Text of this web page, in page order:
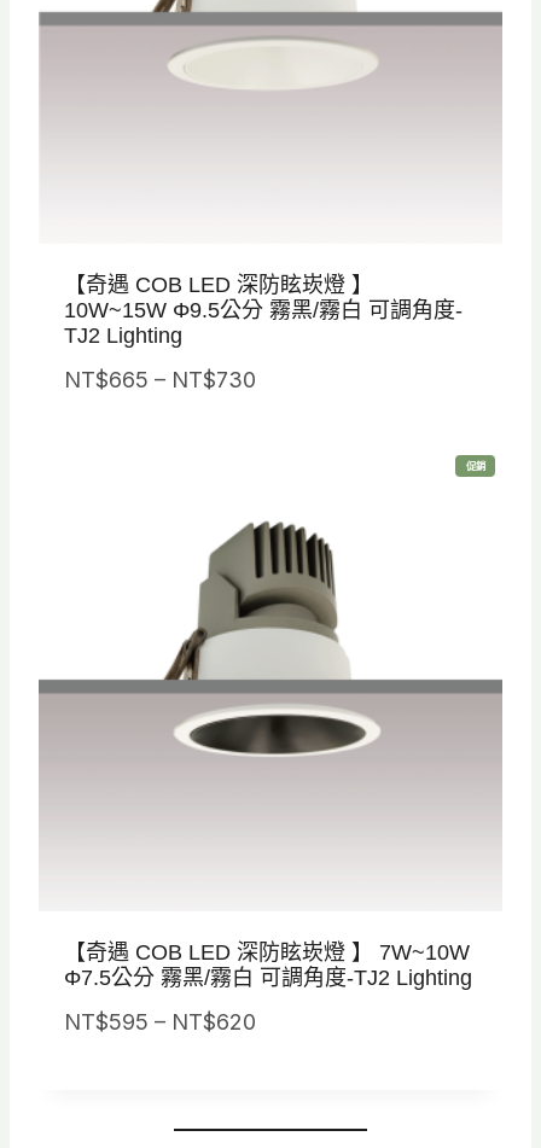
0
。
6
0
【奇遇 COB LED 深防眩崁燈 】
10W~15W Φ9.5公分 霧黑/霧白 可調角度-
TJ2 Lighting
NT$665 – NT$730價
N
T
$
6
5
到
0
促銷特
價
【奇遇 COB LED 深防眩崁燈 】 7W~10W
Φ7.5公分 霧黑/霧白 可調角度-TJ2 Lighting
NT$595 – NT$620價